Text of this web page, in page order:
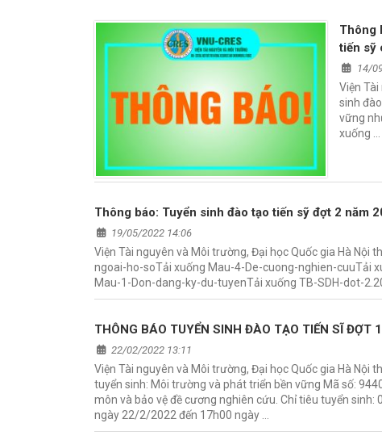
Thông
tiến sỹ
14/
Viện
sinh
vững
xuống …
Thông báo: Tuyển sinh đào tạo tiến sỹ đợt 2 năm
19/05/2022 14:06
Viện Tài nguyên và Môi trường, Đại học Quốc gia Hà
ngoai-ho-soTải xuống Mau-4-De-cuong-nghien-cuuTải
Mau-1-Don-dang-ky-du-tuyenTải xuống TB-SDH-dot-
THÔNG BÁO TUYỂN SINH ĐÀO TẠO TIẾN SĨ ĐỢT
22/02/2022 13:11
Viện Tài nguyên và Môi trường, Đại học Quốc gia Hà Nội
tuyển sinh: Môi trường và phát triển bền vững Mã số:
môn và bảo vệ đề cương nghiên cứu. Chỉ tiêu tuyển
ngày 22/2/2022 đến 17h00 ngày …